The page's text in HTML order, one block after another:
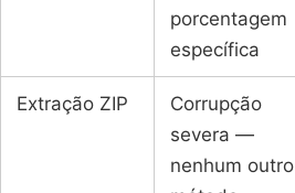
porcentagem
específica
Extração ZIP
Corrupção
severa —
nenhum outro